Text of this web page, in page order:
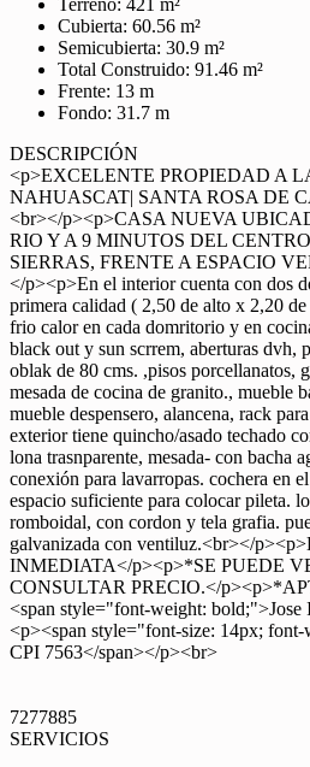
Terreno: 421 m²
Cubierta: 60.56 m²
Semicubierta: 30.9 m²
Total Construido: 91.46 m²
Frente: 13 m
Fondo: 31.7 m
DESCRIPCIÓN
<p>EXCELENTE PROPIEDAD A
NAHUASCAT| SANTA ROSA DE
<br></p><p>CASA NUEVA
RIO Y A 9 MINUTOS DEL
SIERRAS, FRENTE A ESPACIO
</p><p>En el interior cuenta con dos
primera calidad ( 2,50 de alto x 2,20
frio calor en cada domritorio y en
black out y sun scrrem, aberturas dvh,
oblak de 80 cms. ,pisos porcellanatos,
mesada de cocina de granito., mueble
mueble despensero, alancena, rack
exterior tiene quincho/asado techado
lona trasnparente, mesada- con bacha
conexión para lavarropas. cochera en
espacio suficiente para colocar pileta.
romboidal, con cordon y tela grafia.
galvanizada con ventiluz.<br></
INMEDIATA</p><p>*SE PUEDE
CONSULTAR PRECIO.</
<span style="font-weight: bold;">Jose
<p><span style="font-size: 14px;
CPI 7563</span></p><br>
7277885
SERVICIOS